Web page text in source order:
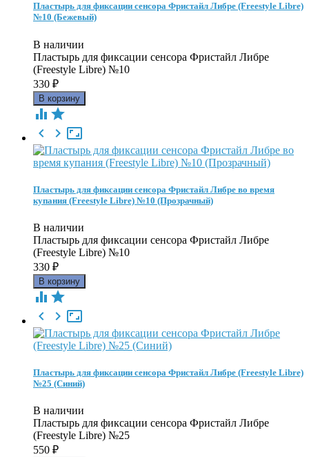
Пластырь для фиксации сенсора Фристайл Либре (Freestyle Libre)
№10 (Бежевый)
В наличии
Пластырь для фиксации сенсора Фристайл Либре
(Freestyle Libre) №10
330 ₽
 

 
Пластырь для фиксации сенсора Фристайл Либре во время
купания (Freestyle Libre) №10 (Прозрачный)
В наличии
Пластырь для фиксации сенсора Фристайл Либре
(Freestyle Libre) №10
330 ₽
 

 
Пластырь для фиксации сенсора Фристайл Либре (Freestyle Libre)
№25 (Синий)
В наличии
Пластырь для фиксации сенсора Фристайл Либре
(Freestyle Libre) №25
550 ₽